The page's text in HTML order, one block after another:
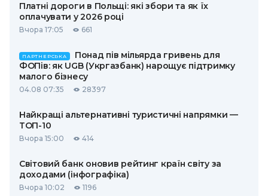
Платні дороги в Польщі: які збори та як їх
оплачувати у 2026 році
Вчора 17:05 661
ПАРТНЕРСЬКА
Понад пів мільярда гривень для
ФОПів: як UGB (Укргазбанк) нарощує підтримку
малого бізнесу
04.08 07:35 28397
Найкращі альтернативні туристичні напрямки —
ТОП-10
Вчора 15:00 414
Світовий банк оновив рейтинг країн світу за
доходами (інфографіка)
Вчора 10:02 1196